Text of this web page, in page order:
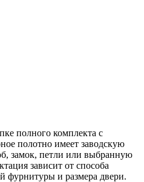
полного комплекта с
полотно имеет заводскую
замок, петли или выбранную
зависит от способа
фурнитуры и размера двери.